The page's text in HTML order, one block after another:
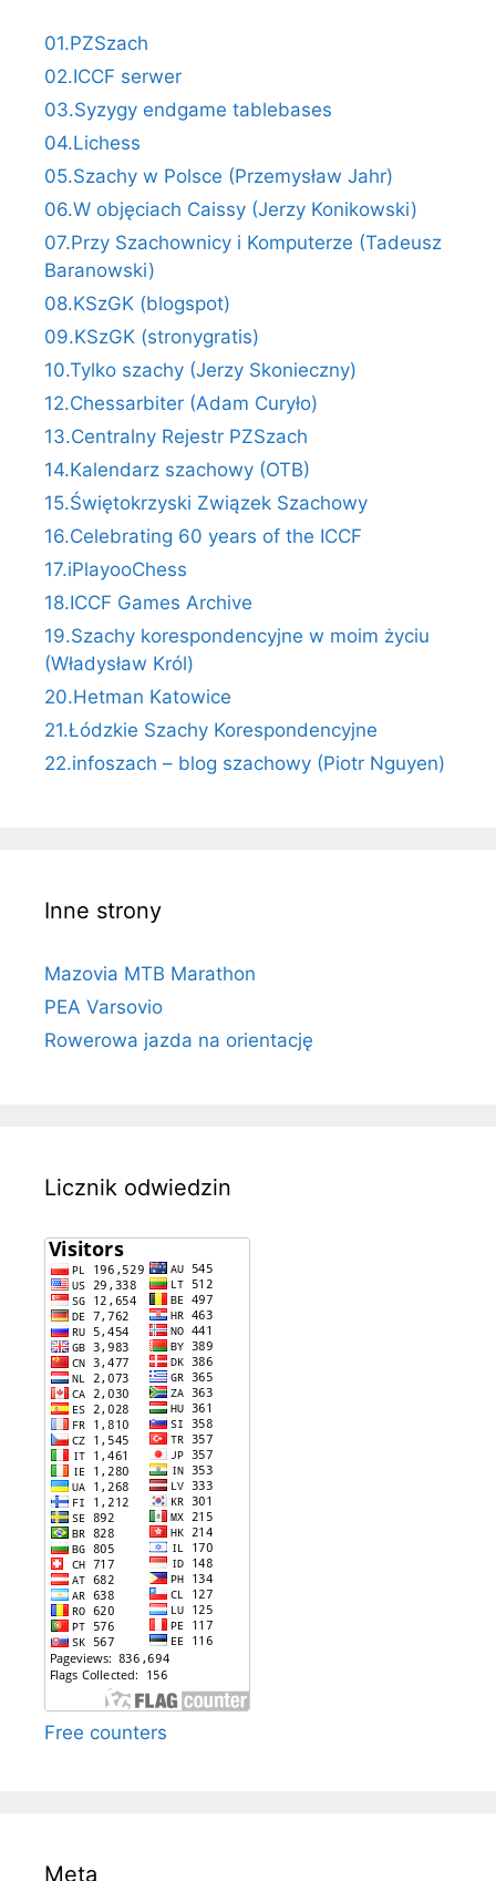
01.PZSzach
02.ICCF serwer
03.Syzygy endgame tablebases
04.Lichess
05.Szachy w Polsce (Przemysław Jahr)
06.W objęciach Caissy (Jerzy Konikowski)
07.Przy Szachownicy i Komputerze (Tadeusz
Baranowski)
08.KSzGK (blogspot)
09.KSzGK (stronygratis)
10.Tylko szachy (Jerzy Skonieczny)
12.Chessarbiter (Adam Curyło)
13.Centralny Rejestr PZSzach
14.Kalendarz szachowy (OTB)
15.Świętokrzyski Związek Szachowy
16.Celebrating 60 years of the ICCF
17.iPlayooChess
18.ICCF Games Archive
19.Szachy korespondencyjne w moim życiu
(Władysław Król)
20.Hetman Katowice
21.Łódzkie Szachy Korespondencyjne
22.infoszach – blog szachowy (Piotr Nguyen)
Inne strony
Mazovia MTB Marathon
PEA Varsovio
Rowerowa jazda na orientację
Licznik odwiedzin
Free counters
Meta